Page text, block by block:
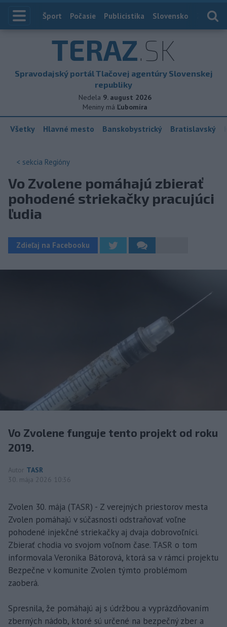
Index
Šport Počasie Publicistika Slovensko
TERAZ.SK
Spravodajský portál Tlačovej agentúry Slovenskej
republiky
Nedela 9. august 2026
Meniny má Ľubomíra
Všetky Hlavné mesto Banskobystrický Bratislavský
< sekcia Regióny
Vo Zvolene pomáhajú zbierať
pohodené striekačky pracujúci
ľudia
Zdieľaj na Facebooku
Vo Zvolene funguje tento projekt od roku
2019.
Autor TASR
30. mája 2026 10:36
Zvolen 30. mája (TASR) - Z verejných priestorov mesta
Zvolen pomáhajú v súčasnosti odstraňovať voľne
pohodené injekčné striekačky aj dvaja dobrovoľníci.
Zbierať chodia vo svojom voľnom čase. TASR o tom
informovala Veronika Bátorová, ktorá sa v rámci projektu
Bezpečne v komunite Zvolen týmto problémom
zaoberá.
Spresnila, že pomáhajú aj s údržbou a vyprázdňovaním
zberných nádob, ktoré sú určené na bezpečný zber a